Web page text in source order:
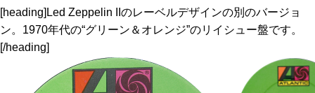
[heading]Led Zeppelin IIのレーベルデザインの別のバージョ
ン。1970年代の“グリーン＆オレンジ”のリイシュー盤です。
[/heading]